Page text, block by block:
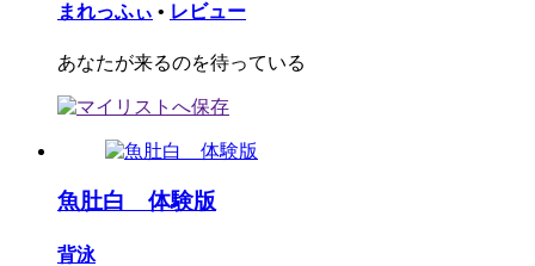
まれっふぃ • レビュー
あなたが来るのを待っている
魚肚白 体験版
背泳